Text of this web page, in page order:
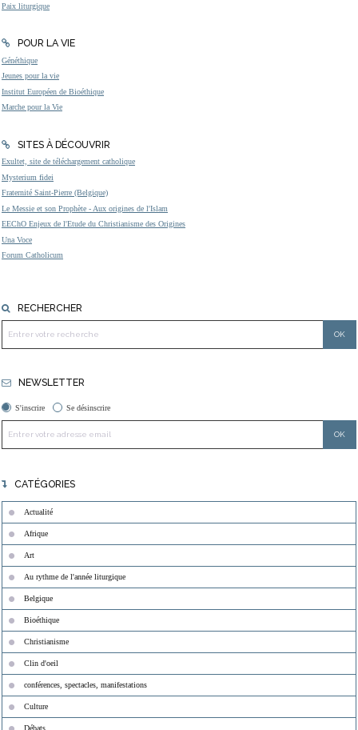
Paix liturgique
POUR LA VIE
Généthique
Jeunes pour la vie
Institut Européen de Bioéthique
Marche pour la Vie
SITES À DÉCOUVRIR
Exultet, site de téléchargement catholique
Mysterium fidei
Fraternité Saint-Pierre (Belgique)
Le Messie et son Prophète - Aux origines de l'Islam
EEChO Enjeux de l'Etude du Christianisme des Origines
Una Voce
Forum Catholicum
RECHERCHER
NEWSLETTER
S'inscrire Se désinscrire
CATÉGORIES
Actualité
Afrique
Art
Au rythme de l'année liturgique
Belgique
Bioéthique
Christianisme
Clin d'oeil
conférences, spectacles, manifestations
Culture